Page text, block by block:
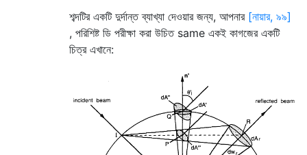
শব্দটির একটি দুর্দান্ত ব্যাখ্যা দেওয়ার জন্য, আপনার [নায়ার, ৯৯]
, পরিশিষ্ট ডি পরীক্ষা করা উচিত same একই কাগজের একটি
চিত্র এখানে: